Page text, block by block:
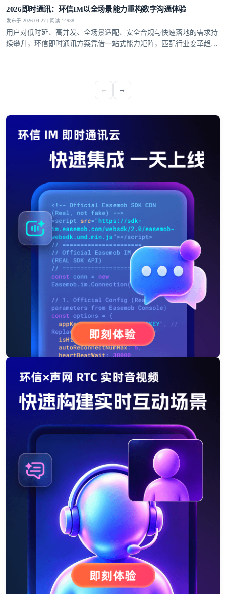
2026即时通讯：环信IM以全场景能力重构数字沟通体验
发布于 2026-04-27 | 阅读 14938
用户对低时延、高并发、全场景适配、安全合规与快速落地的需求持
续攀升，环信即时通讯方案凭借一站式能力矩阵，匹配行业变革趋
← →